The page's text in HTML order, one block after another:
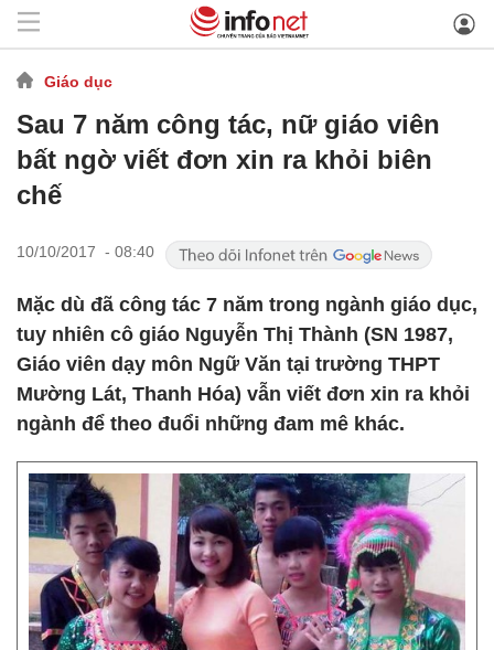
Giáo dục
Sau 7 năm công tác, nữ giáo viên
bất ngờ viết đơn xin ra khỏi biên
chế
10/10/2017 - 08:40
Mặc dù đã công tác 7 năm trong ngành giáo dục,
tuy nhiên cô giáo Nguyễn Thị Thành (SN 1987,
Giáo viên dạy môn Ngữ Văn tại trường THPT
Mường Lát, Thanh Hóa) vẫn viết đơn xin ra khỏi
ngành để theo đuổi những đam mê khác.